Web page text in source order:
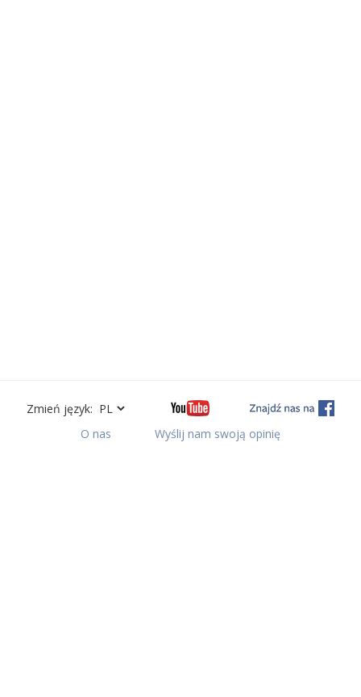
Zmień język:
O nas
Wyślij nam swoją opinię